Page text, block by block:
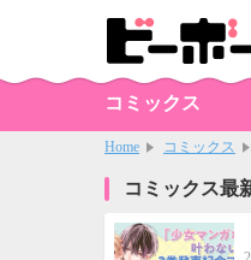
コミックス
Home コミックス
コミックス最